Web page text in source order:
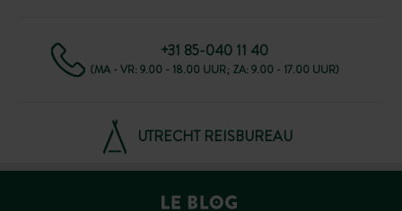
+31 85-040 11 40
(MA - VR: 9.00 - 18.00 UUR; ZA: 9.00 - 17.00 UUR)
UTRECHT REISBUREAU